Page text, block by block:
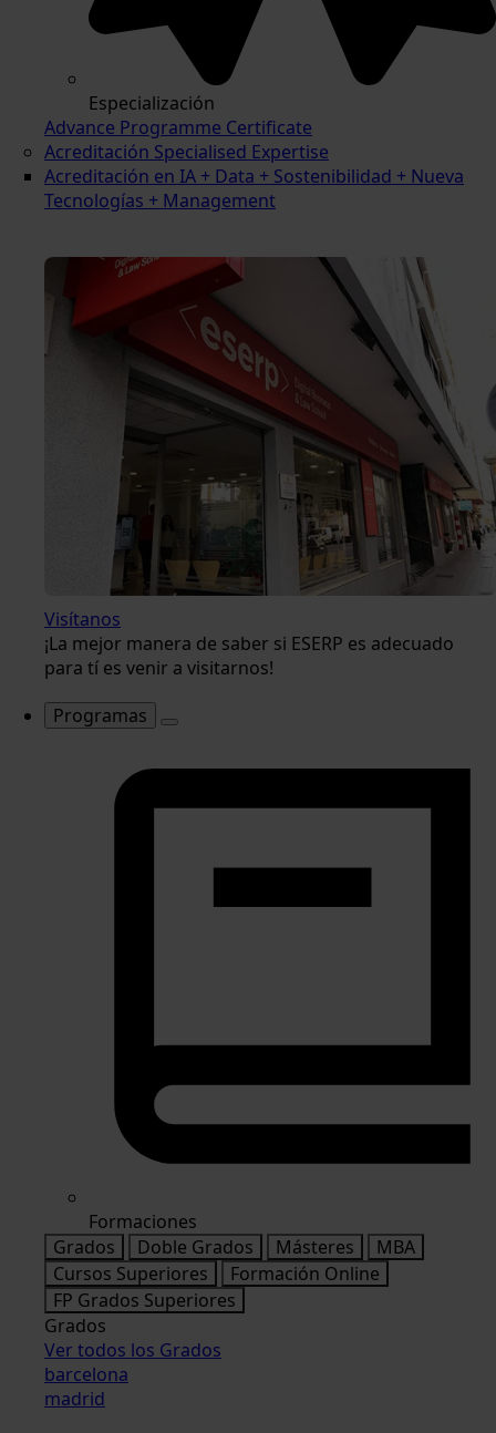
Especialización
Advance Programme Certificate
Acreditación Specialised Expertise
Acreditación en IA + Data + Sostenibilidad + Nueva
Tecnologías + Management
Visítanos
¡La mejor manera de saber si ESERP es adecuado
para tí es venir a visitarnos!
Programas
Formaciones
Grados
Doble Grados Másteres
MBA
Cursos Superiores
Formación Online
FP Grados Superiores
Grados
Ver todos los Grados
barcelona
madrid